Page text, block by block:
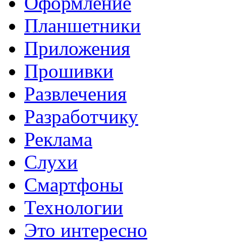
Планшетники
Приложения
Прошивки
Развлечения
Разработчику
Реклама
Слухи
Смартфоны
Технологии
Это интересно